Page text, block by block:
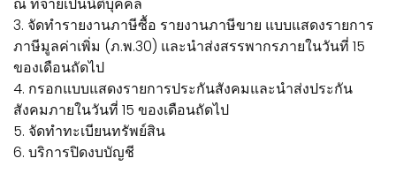
3. จัดทำรายงานภาษีซื้อ รายงานภาษีขาย แบบแสดงรายการ
ภาษีมูลค่าเพิ่ม (ภ.พ.30) และนำส่งสรรพากรภายในวันที่ 15
ของเดือนถัดไป
4. กรอกแบบแสดงรายการประกันสังคมและนำส่งประกัน
สังคมภายในวันที่ 15 ของเดือนถัดไป
5. จัดทำทะเบียนทรัพย์สิน
6. บริการปิดงบบัญชี